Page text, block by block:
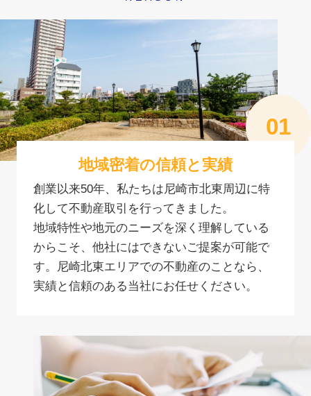
地域密着の信頼と実績
創業以来50年、私たちは尼崎市北東周辺に特
化して不動産取引を行ってきました。
地域特性や地元のニーズを深く理解している
からこそ、他社にはできないご提案が可能で
す。尼崎北東エリアでの不動産のことなら、
実績と信頼のある当社にお任せください。